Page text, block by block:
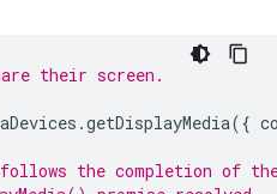
their screen.
.getDisplayMedia({
the completion of